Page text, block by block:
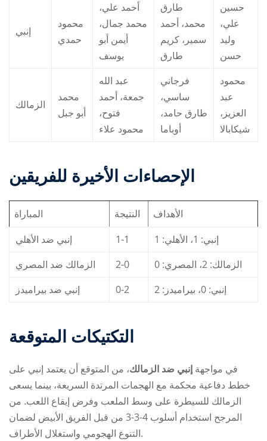
إنبي
محمود
حمدي
أحمد علي،
محمد جمال،
أيمن أبو
يوسف
طارق
محمد، أحمد
سمير، كريم
طارق
حسين
علي،
وليد
حسن
الزمالك
محمد
أبو جبل
عبد الله
جمعة، أحمد
فتوح،
محمود علاء
فرجاني
ساسي،
طارق حامد،
أوباما
محمود
عبد
العزيز،
شيكابالا
الإحصاءات الأخيرة للفريقين
المباراة النتيجة
الأهداف
إنبي ضد الأهلي
1-1
إنبي: 1، الأهلي: 1
الزمالك ضد المصري
2-0
الزمالك: 2، المصري: 0
إنبي ضد بيراميدز
0-2 إنبي: 0، بيراميدز: 2
التكتيكات المتوقعة
في مواجهة إنبي ضد الزمالك، من المتوقع أن يعتمد إنبي على
خطط دفاعية محكمة مع الهجمات المرتدة السريعة، بينما يسعى
الزمالك للسيطرة على وسط الملعب وفرض إيقاع اللعب. من
المرجح استخدام أسلوب 4-3-3 من قبل الفريق الأبيض لضمان
التنوع الهجومي واستغلال الأطراف.